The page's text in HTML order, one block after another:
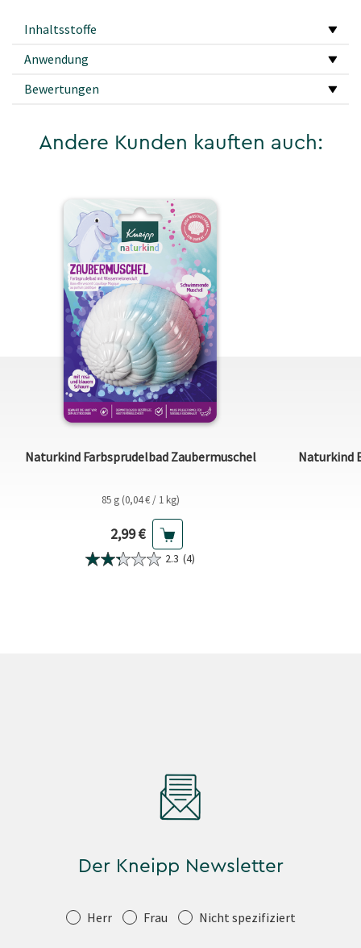
Inhaltsstoffe
Anwendung
Bewertungen
Andere Kunden kauften auch:
Naturkind Farbsprudelbad Zaubermuschel
85 g (0,04 € / 1 kg)
Aktueller Preis
2,99 €
2.3 (4)
Naturkind
Der Kneipp Newsletter
Anrede Herr Frau Nicht spezifiziert